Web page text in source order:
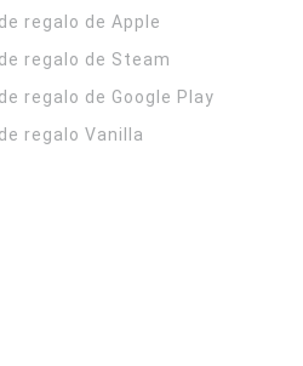
regalo de Apple
regalo de Steam
regalo de Google Play
regalo Vanilla